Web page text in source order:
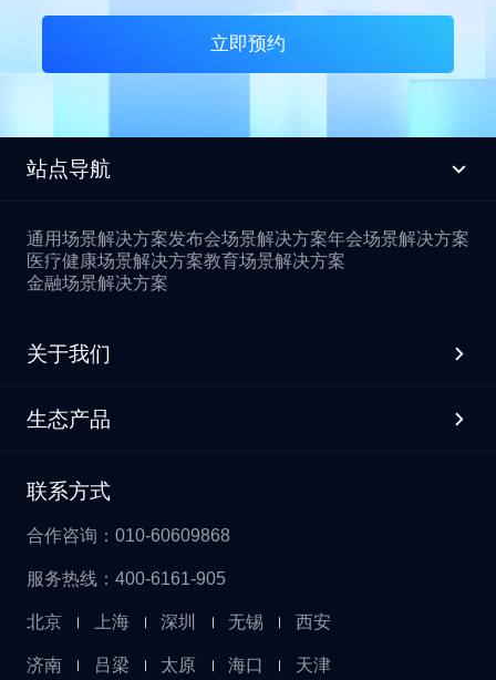
立即预约
站点导航
通用场景解决方案发布会场景解决方案年会场景解决方案
医疗健康场景解决方案教育场景解决方案
金融场景解决方案
关于我们
生态产品
联系方式
合作咨询：010-60609868
服务热线：400-6161-905
北京 上海 深圳 无锡 西安
济南 吕梁 太原 海口 天津